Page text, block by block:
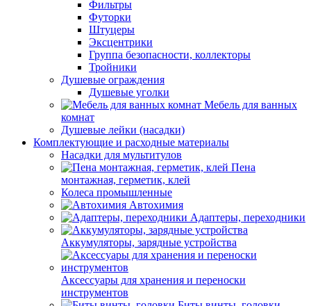
Фильтры
Футорки
Штуцеры
Эксцентрики
Группа безопасности, коллекторы
Тройники
Душевые ограждения
Душевые уголки
Мебель для ванных
комнат
Душевые лейки (насадки)
Комплектующие и расходные материалы
Насадки для мультитулов
Пена
монтажная, герметик, клей
Колеса промышленные
Автохимия
Адаптеры, переходники
Аккумуляторы, зарядные устройства
Аксессуары для хранения и переноски
инструментов